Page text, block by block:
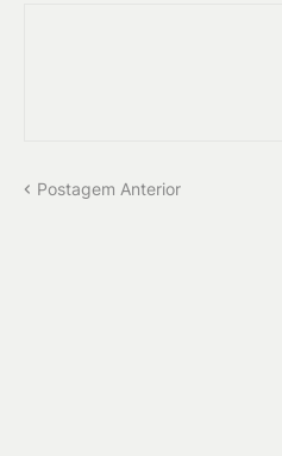
Postagem Anterior